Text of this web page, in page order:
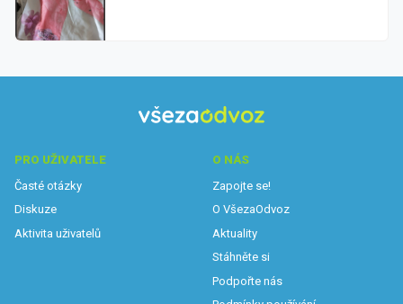
PRO UŽIVATELE
Časté otázky
Diskuze
Aktivita uživatelů
O NÁS
Zapojte se!
O VšezaOdvoz
Aktuality
Stáhněte si
Podpořte nás